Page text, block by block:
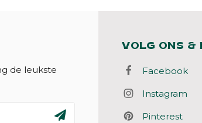
de leukste
VOLG ONS &
Facebook
Instagram
Pinterest